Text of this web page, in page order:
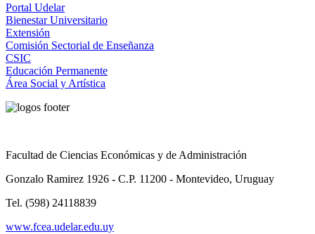
Portal Udelar
Bienestar Universitario
Extensión
Comisión Sectorial de Enseñanza
CSIC
Educación Permanente
Área Social y Artística
Facultad de Ciencias Económicas y de Administración
Gonzalo Ramirez 1926 - C.P. 11200 - Montevideo, Uruguay
Tel. (598) 24118839
www.fcea.udelar.edu.uy